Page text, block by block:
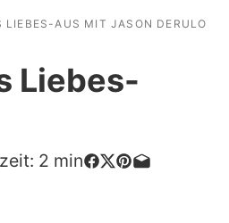
LIEBES-AUS MIT JASON DERULO
Liebes-
2 min